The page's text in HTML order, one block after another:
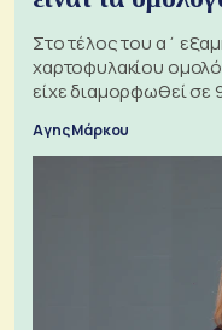
Στο τέλος του α΄
χαρτοφυλακίου
είχε διαμορφωθεί σε
Αγης Μάρκου